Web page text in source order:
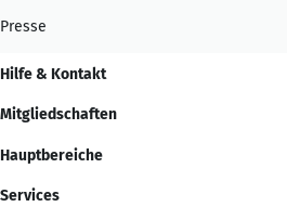
Presse
Hilfe & Kontakt
Mitgliedschaften
Hauptbereiche
Services